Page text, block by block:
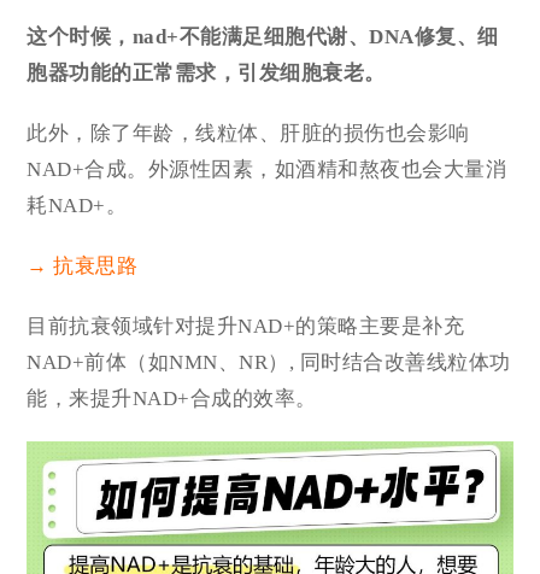
这个时候，nad+不能满足细胞代谢、DNA修复、细
胞器功能的正常需求，引发细胞衰老。
此外，除了年龄，线粒体、肝脏的损伤也会影响
NAD+合成。外源性因素，如酒精和熬夜也会大量消
耗NAD+。
→ 抗衰思路
目前抗衰领域针对提升NAD+的策略主要是补充
NAD+前体（如NMN、NR）, 同时结合改善线粒体功
能，来提升NAD+合成的效率。